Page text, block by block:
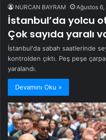
NURCAN BAYRAM Ağustos
İstanbul’da yolcu
Çok sayıda yaralı
İstanbul'da sabah saatlerinde
kontrolden çıktı. Peş peşe
yaralandı.
Devamını Oku »